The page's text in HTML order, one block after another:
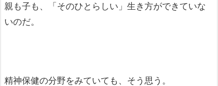
親も子も、「そのひとらしい」生き方ができていな
いのだ。
精神保健の分野をみていても、そう思う。